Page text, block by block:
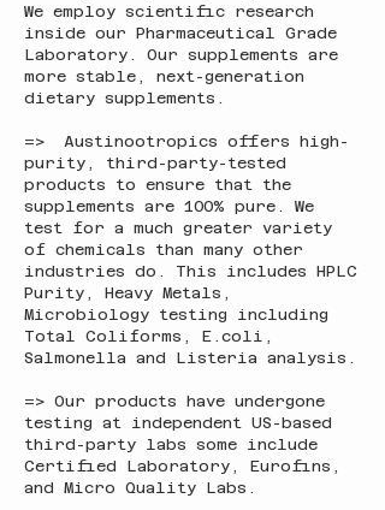
We employ scientific research
inside our Pharmaceutical Grade
Laboratory. Our supplements are
more stable, next-generation
dietary supplements.
=> Austinootropics offers high-
purity, third-party-tested
products to ensure that the
supplements are 100% pure. We
test for a much greater variety
of chemicals than many other
industries do. This includes HPLC
Purity, Heavy Metals,
Microbiology testing including
Total Coliforms, E.coli,
Salmonella and Listeria analysis.
=> Our products have undergone
testing at independent US-based
third-party labs some include
Certified Laboratory, Eurofins,
and Micro Quality Labs.